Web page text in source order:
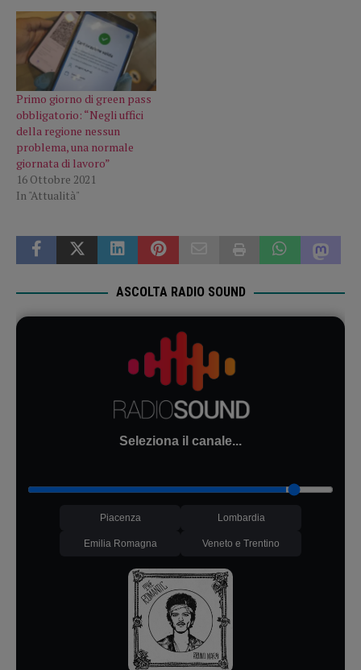
Primo giorno di green pass
obbligatorio: “Negli uffici
della regione nessun
problema, una normale
giornata di lavoro”
16 Ottobre 2021
In "Attualità"
ASCOLTA RADIO SOUND
Seleziona il canale...
Piacenza Lombardia
Emilia Romagna Veneto e Trentino